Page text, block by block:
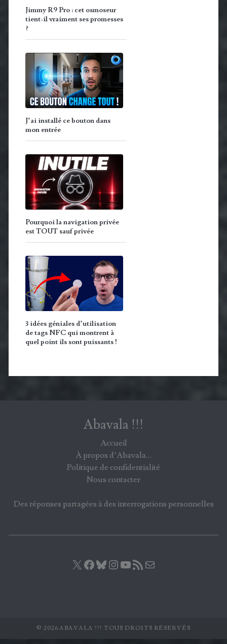
Jimmy R9 Pro : cet osmoseur
tient-il vraiment ses promesses
?
J’ai installé ce bouton dans
mon entrée
Pourquoi la navigation privée
est TOUT sauf privée
3 idées géniales d’utilisation
de tags NFC qui montrent à
quel point ils sont puissants !
Abavala !!!
Accueil
À propos d’Abavala…
Politique de confidentialité
Nous contacter
Des réponses partagées à des interrogations personnelles
X Facebook
Bluesky
Instagram
YouTube
Flux RSS
© 2026 ABAVALA !!! TOUS DROITS RÉSERVÉS